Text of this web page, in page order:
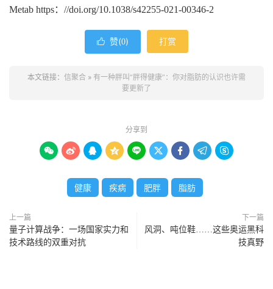
Metab https：//doi.org/10.1038/s42255-021-00346-2
 赞(0) 打赏
本文链接： 信聚合 » 有一种胖叫“胖得健康”：你对脂肪的认识也许需
要更新了
分享到
        
健康 疾病 肥胖 脂肪
上一篇
量子计算战争：一场国家实力和
技术路线的双重对抗
下一篇
风洞、吨位鞋……这些奥运黑科
技真野